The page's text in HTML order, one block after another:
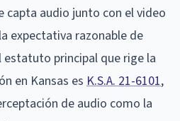
capta audio junto con el video
expectativa razonable de
estatuto principal que rige la
en Kansas es K.S.A. 21-6101,
de audio como la